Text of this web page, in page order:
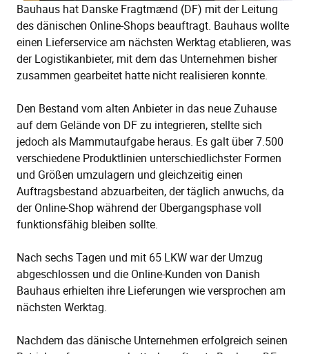
Bauhaus hat Danske Fragtmænd (DF) mit der Leitung
des dänischen Online-Shops beauftragt. Bauhaus wollte
einen Lieferservice am nächsten Werktag etablieren, was
der Logistikanbieter, mit dem das Unternehmen bisher
zusammen gearbeitet hatte nicht realisieren konnte.
Den Bestand vom alten Anbieter in das neue Zuhause
auf dem Gelände von DF zu integrieren, stellte sich
jedoch als Mammutaufgabe heraus. Es galt über 7.500
verschiedene Produktlinien unterschiedlichster Formen
und Größen umzulagern und gleichzeitig einen
Auftragsbestand abzuarbeiten, der täglich anwuchs, da
der Online-Shop während der Übergangsphase voll
funktionsfähig bleiben sollte.
Nach sechs Tagen und mit 65 LKW war der Umzug
abgeschlossen und die Online-Kunden von Danish
Bauhaus erhielten ihre Lieferungen wie versprochen am
nächsten Werktag.
Nachdem das dänische Unternehmen erfolgreich seinen